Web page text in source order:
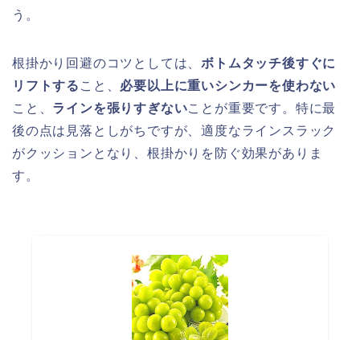
う。
根掛かり回避のコツとしては、ボトムタッチ後すぐに
リフトする こと、 必要以上に重いシンカーを使わない
こと、 ラインを張りすぎないことが重要です。特に最
後の点は見落としがちですが、適度なラインスラック
がクッションとなり、根掛かりを防ぐ効果がありま
す。